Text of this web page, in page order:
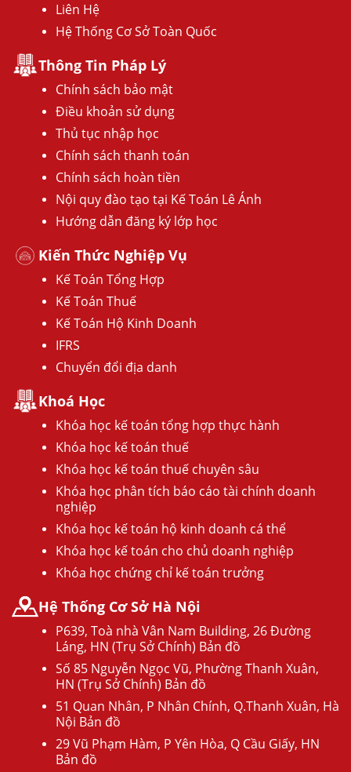
Liên Hệ
Hệ Thống Cơ Sở Toàn Quốc
Thông Tin Pháp Lý
Chính sách bảo mật
Điều khoản sử dụng
Thủ tục nhập học
Chính sách thanh toán
Chính sách hoàn tiền
Nội quy đào tạo tại Kế Toán Lê Ánh
Hướng dẫn đăng ký lớp học
Kiến Thức Nghiệp Vụ
Kế Toán Tổng Hợp
Kế Toán Thuế
Kế Toán Hộ Kinh Doanh
IFRS
Chuyển đổi địa danh
Khoá Học
Khóa học kế toán tổng hợp thực hành
Khóa học kế toán thuế
Khóa học kế toán thuế chuyên sâu
Khóa học phân tích báo cáo tài chính doanh
nghiệp
Khóa học kế toán hộ kinh doanh cá thể
Khóa học kế toán cho chủ doanh nghiệp
Khóa học chứng chỉ kế toán trưởng
Hệ Thống Cơ Sở Hà Nội
P639, Toà nhà Vân Nam Building, 26 Đường
Láng, HN (Trụ Sở Chính) Bản đồ
Số 85 Nguyễn Ngọc Vũ, Phường Thanh Xuân,
HN (Trụ Sở Chính) Bản đồ
51 Quan Nhân, P Nhân Chính, Q.Thanh Xuân, Hà
Nội Bản đồ
29 Vũ Phạm Hàm, P Yên Hòa, Q Cầu Giấy, HN
Bản đồ